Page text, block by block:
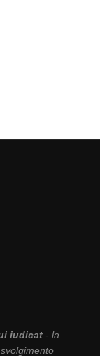
iudicat- la